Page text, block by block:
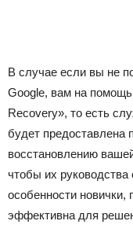
В случае если вы не
Google, вам на
Recovery», то есть
будет предоставлена
восстановлению
чтобы их руководства
особенности новички,
эффективна для